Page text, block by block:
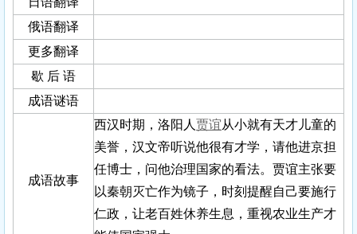
俄语翻译
更多翻译
歇 后 语
成语谜语
成语故事
西汉时期，洛阳人 贾谊从小就有天才儿童的
美誉，汉文帝听说他很有才学，请他进京担
任博士，问他治理国家的看法。贾谊主张要
以秦朝灭亡作为镜子，时刻提醒自己要施行
仁政，让老百姓休养生息，重视农业生产才